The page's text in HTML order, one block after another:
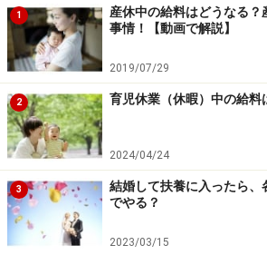
1
産休中の給料はどうなる？
事情！【動画で解説】
2019/07/29
2 育児休業（休暇）中の給料
2024/04/24
3
結婚して扶養に入ったら、
でやる？
2023/03/15